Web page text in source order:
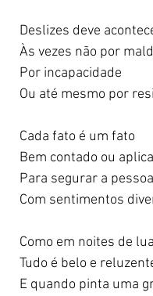
Deslizes deve
Às vezes não por
Por incapacidade
Ou até mesmo por
Cada fato é um fato
Bem contado ou
Para segurar a
Com sentimentos
Como em noites de
Tudo é belo e
E quando pinta uma